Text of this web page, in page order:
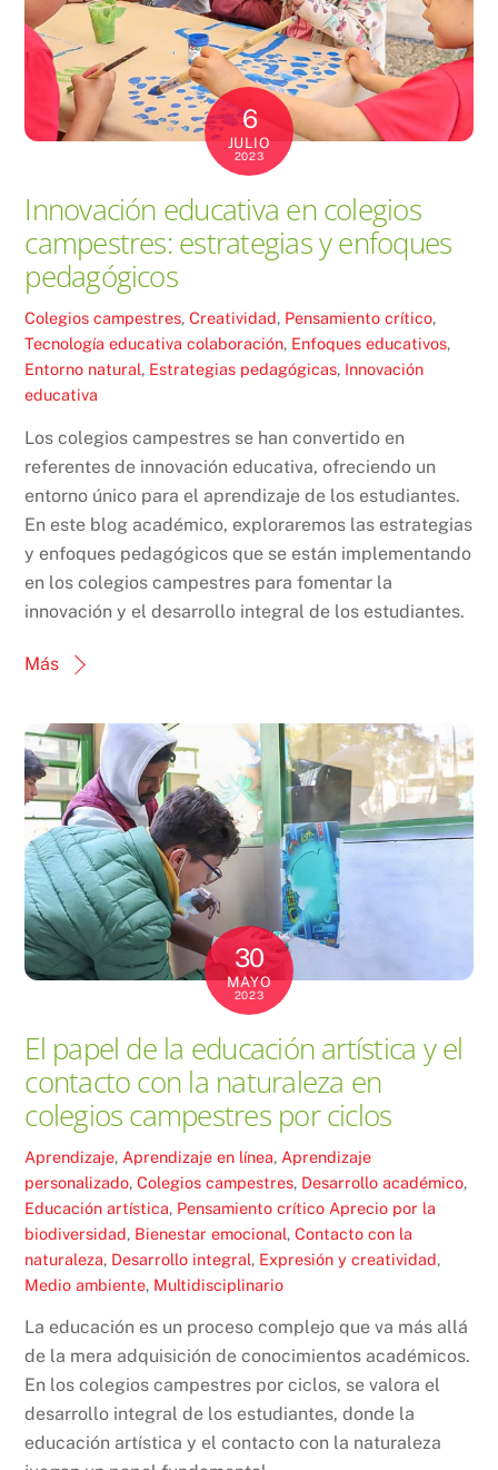
6
JULIO
2023
Innovación educativa en colegios
campestres: estrategias y enfoques
pedagógicos
Colegios campestres,Creatividad, Pensamiento crítico,
Tecnología educativa colaboración, Enfoques educativos,
Entorno natural, Estrategias pedagógicas, Innovación
educativa
Los colegios campestres se han convertido en
referentes de innovación educativa, ofreciendo un
entorno único para el aprendizaje de los estudiantes.
En este blog académico, exploraremos las estrategias
y enfoques pedagógicos que se están implementando
en los colegios campestres para fomentar la
innovación y el desarrollo integral de los estudiantes.
Más
30
MAYO
2023
El papel de la educación artística y el
contacto con la naturaleza en
colegios campestres por ciclos
Aprendizaje, Aprendizaje en línea, Aprendizaje
personalizado,Colegios campestres, Desarrollo académico,
Educación artística, Pensamiento crítico Aprecio por la
biodiversidad, Bienestar emocional,Contacto con la
naturaleza, Desarrollo integral, Expresión y creatividad,
Medio ambiente, Multidisciplinario
La educación es un proceso complejo que va más allá
de la mera adquisición de conocimientos académicos.
En los colegios campestres por ciclos, se valora el
desarrollo integral de los estudiantes, donde la
educación artística y el contacto con la naturaleza